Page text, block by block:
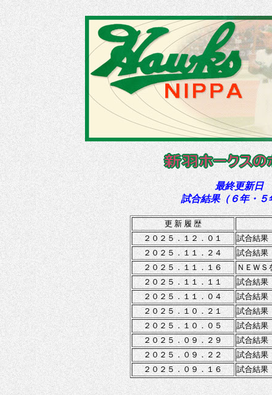
最終更新日
試合結果（６年・５
更 新 履 歴
２０２５．１２．０１
試合結果
２０２５．１１．２４
試合結果
２０２５．１１．１６
ＮＥＷＳ
２０２５．１１．１１
試合結果
２０２５．１１．０４
試合結果
２０２５．１０．２１
試合結果
２０２５．１０．０５
試合結果
２０２５．０９．２９
試合結果
２０２５．０９．２２
試合結果
２０２５．０９．１６
試合結果